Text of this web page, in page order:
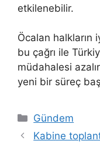
etkilenebilir.
Öcalan halkların
bu çağrı ile
müdahalesi
yeni bir süreç
Kategoriler
Gündem
Kabine